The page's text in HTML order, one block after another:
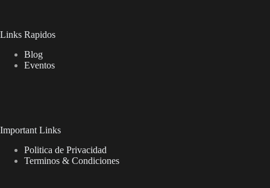
Links Rapidos
Blog
Eventos
Important Links
Politica de Privacidad
Terminos & Condiciones